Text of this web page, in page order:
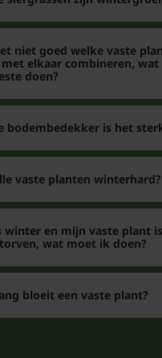
niet goed welke vaste
elkaar combineren, wat
doen?
bodembedekker is het
vaste planten winterhard?
winter en mijn vaste plant is
wat moet ik doen?
bloeit een vaste plant?